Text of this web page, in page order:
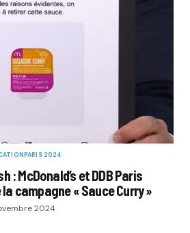
PARIS 2024
: McDonald’s et DDB Paris
campagne « Sauce Curry »
2024